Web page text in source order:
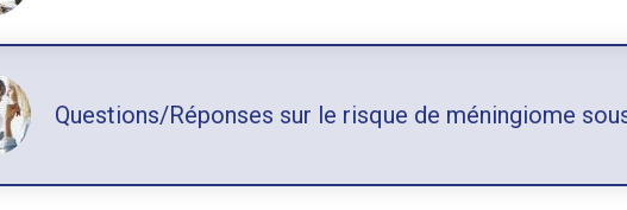
Questions/Réponses sur le risque de méningiome